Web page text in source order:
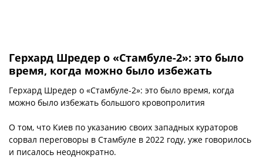
Герхард Шредер о «Стамбуле-2»: это было
время, когда можно было избежать
Герхард Шредер о «Стамбуле-2»: это было время, когда
можно было избежать большого кровопролития
О том, что Киев по указанию своих западных кураторов
сорвал переговоры в Стамбуле в 2022 году, уже говорилось
и писалось неоднократно.